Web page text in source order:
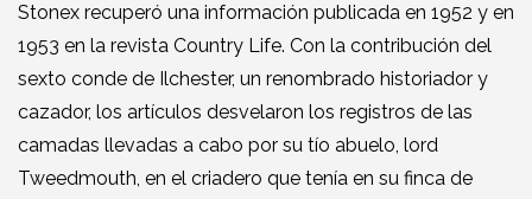
Stonex recuperó una información publicada en 1952 y en
1953 en la revista Country Life. Con la contribución del
sexto conde de Ilchester, un renombrado historiador y
cazador, los artículos desvelaron los registros de las
camadas llevadas a cabo por su tío abuelo, lord
Tweedmouth, en el criadero que tenía en su finca de